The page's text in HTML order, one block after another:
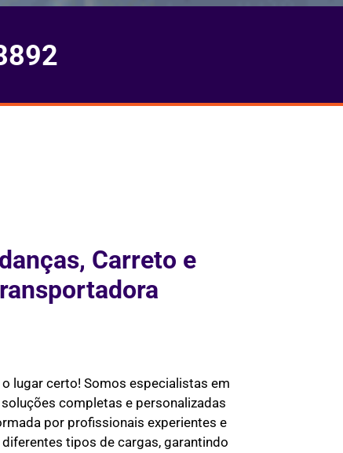
Carreto e
o lugar certo! Somos especialistas em
completas e personalizadas
por profissionais experientes e
tipos de cargas, garantindo